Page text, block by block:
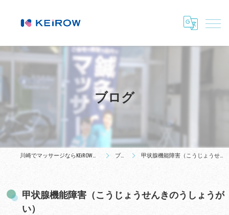
ブログ
川崎でマッサージならKEiROW武蔵小杉ステーション ブログ 甲状腺機能障害（こうじょうせんきのうしょうがい）
甲状腺機能障害（こうじょうせんきのうしょうが
い）